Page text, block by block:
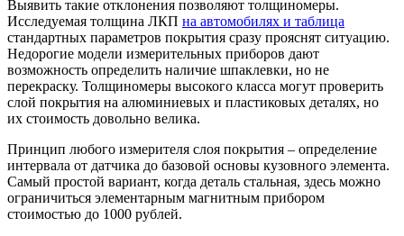
Выявить такие отклонения позволяют толщиномеры.
Исследуемая толщина ЛКП на автомобилях и таблица
стандартных параметров покрытия сразу прояснят ситуацию.
Недорогие модели измерительных приборов дают
возможность определить наличие шпаклевки, но не
перекраску. Толщиномеры высокого класса могут проверить
слой покрытия на алюминиевых и пластиковых деталях, но
их стоимость довольно велика.
Принцип любого измерителя слоя покрытия – определение
интервала от датчика до базовой основы кузовного элемента.
Самый простой вариант, когда деталь стальная, здесь можно
ограничиться элементарным магнитным прибором
стоимостью до 1000 рублей.